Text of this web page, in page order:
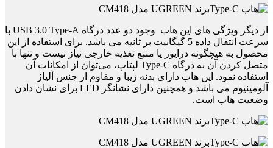
از دیگر ویژگی های این هاب وجود دو عدد درگاه USB 3.0 Type-A با
سرعت انتقال داده 5 گیگابیت بر ثانیه می باشد. برای استفاده از این
محصول به هیچگونه درایور یا منبع تغذیه خارجی نیاز نیست و تنها با
متصل‌ کردن آن به درگاه Type-C لپتاپ، می‌توان از امکانات آن
استفاده نمود. این هاب دارای بدنه زیبا و مقاوم از جنس آلیاژ
آلومینیوم می باشد و همچنین دارای نشانگر LED برای نشان دادن
وضعیت هاب است.